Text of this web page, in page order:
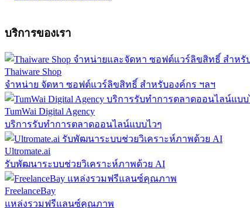
บริการของเรา
Thaiware Shop
จำหน่าย จัดหา ซอฟต์แวร์ลิขสิทธิ์ สำหรับองค์กร ฯลฯ
TumWai Digital Agency
บริการรับทำการตลาดออนไลน์แบบไวๆ
Ultromate.ai
รับพัฒนาระบบช่วยวิเคราะห์ภาพด้วย AI
FreelanceBay
แหล่งรวมฟรีแลนซ์คุณภาพ